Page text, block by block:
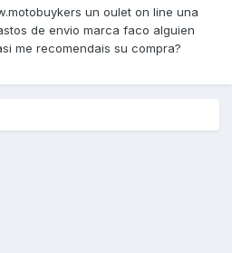
un oulet on line una
de envio marca faco alguien
me recomendais su compra?